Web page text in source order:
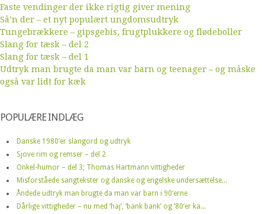
Faste vendinger der ikke rigtig giver mening
Så’n der – et nyt populært ungdomsudtryk
Tungebrækkere – gipsgebis, frugtplukkere og flødeboller
Slang for tæsk – del 2
Slang for tæsk – del 1
Udtryk man brugte da man var barn og teenager – og måske
også var lidt for kæk
POPULÆRE INDLÆG
Danske 1980’er slangord og udtryk
Sjove rim og remser – del 2
Onkel-humor – del 3; Thomas Hartmann vittigheder
Misforståede sangtekster og danske og engelske undersættelse...
Åndede udtryk man brugte da man var barn i 90’erne
Dårlige vittigheder – nu med ‘haj’, ‘bank bank’ og ’80’er ka...